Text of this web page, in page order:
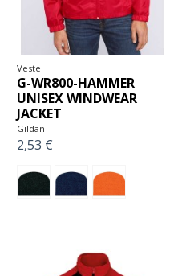
Veste
G-WR800-HAMMER
UNISEX WINDWEAR
JACKET
Gildan
2,53 €